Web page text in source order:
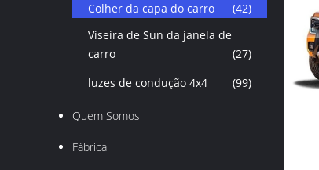
Colher da capa do carro
(42)
Viseira de Sun da janela de
carro
(27)
luzes de condução 4x4
(99)
Quem Somos
Fábrica